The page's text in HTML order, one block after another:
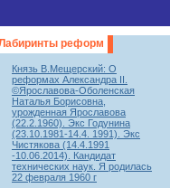
реформ
Князь В.Мещерский: О
реформах Александра II.
©Ярославова-Оболенская
Наталья Борисовна,
урожденная Ярославова
(22.2.1960). Экс Годунина
(23.10.1981-14.4. 1991). Экс
Чистякова (14.4.1991
-10.06.2014). Кандидат
технических наук. Я родилась
22 февраля 1960 г